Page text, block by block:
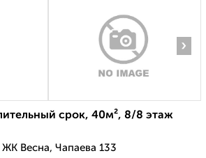
›
срок, 40м², 8/8 этаж
Весна, Чапаева 133